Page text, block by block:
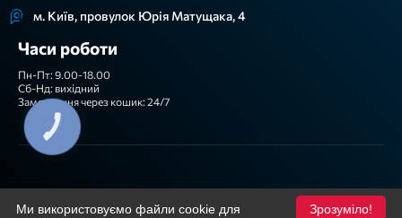
м. Київ, провулок Юрія Матущака, 4
Часи роботи
Пн-Пт: 9.00-18.00
Сб-Нд: вихідний
Замовлення через кошик: 24/7
Зрозуміло!
Ми використовуємо файли cookie для
КНОПКА
ЗВ'ЯЗКУ